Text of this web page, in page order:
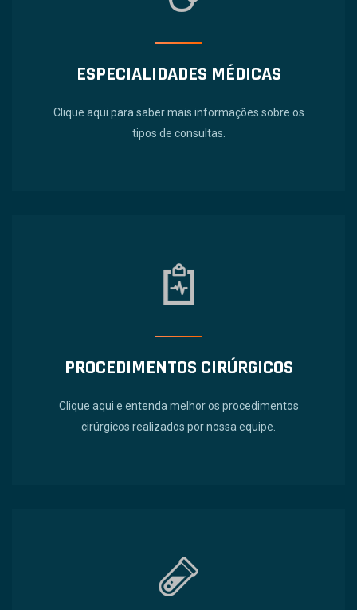
ESPECIALIDADES MÉDICAS
Clique aqui para saber mais informações sobre os
tipos de consultas.
PROCEDIMENTOS CIRÚRGICOS
Clique aqui e entenda melhor os procedimentos
cirúrgicos realizados por nossa equipe.